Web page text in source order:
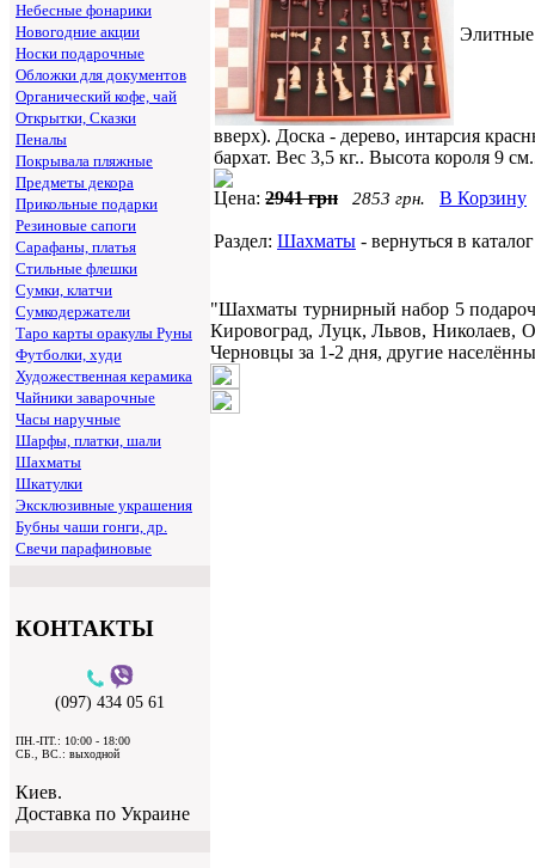
Небесные фонарики
Новогодние акции
Носки подарочные
Обложки для документов
Органический кофе, чай
Открытки, Сказки
Пеналы
Покрывала пляжные
Предметы декора
Прикольные подарки
Резиновые сапоги
Сарафаны, платья
Стильные флешки
Сумки, клатчи
Сумкодержатели
Таро карты оракулы Руны
Футболки, худи
Художественная керамика
Чайники заварочные
Часы наручные
Шарфы, платки, шали
Шахматы
Шкатулки
Эксклюзивные украшения
Бубны чаши гонги, др.
Свечи парафиновые
КОНТАКТЫ
(097) 434 05 61
ПН.-ПТ.: 10:00 - 18:00
СБ., ВС.: выходной
Киев.
Доставка по Украине
Элитные
вверх). Доска - дерево, интарсия
бархат. Вес 3,5 кг.. Высота короля 9
Цена: 2941 грн 2853 грн. В Корзину
Раздел: Шахматы - вернуться в каталог
"Шахматы турнирный набор 5
Кировоград, Луцк, Львов, Николаев,
Черновцы за 1-2 дня, другие